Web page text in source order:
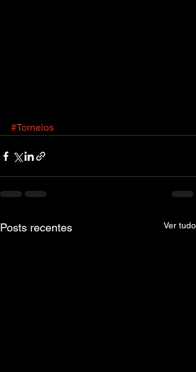
#Torneios
Posts recentes Ver tudo